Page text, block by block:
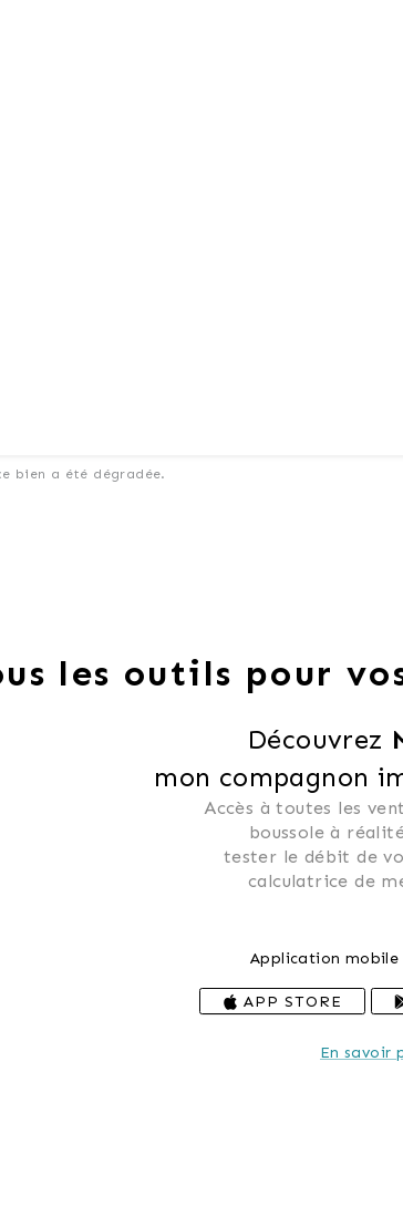
bien a été dégradée.
les outils pour
Découvrez
mon compagnon
Accès à toutes les
boussole à
tester le débit de
calculatrice de
Application mobile
APP STORE
En savoir